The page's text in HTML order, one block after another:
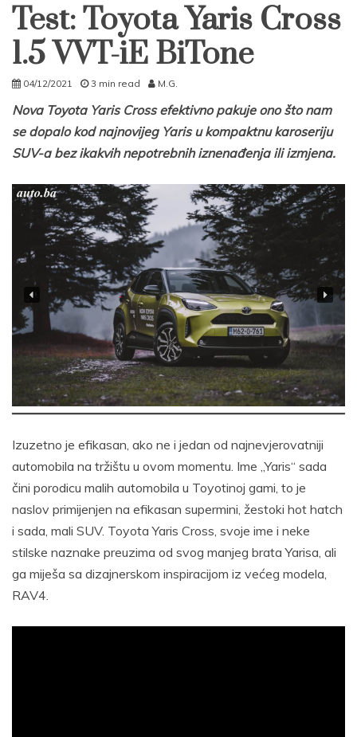
Test: Toyota Yaris Cross
1.5 VVT-iE BiTone
04/12/2021 3 min read M.G.
Nova Toyota Yaris Cross efektivno pakuje ono što nam
se dopalo kod najnovijeg Yaris u kompaktnu karoseriju
SUV-a bez ikakvih nepotrebnih iznenađenja ili izmjena.
Izuzetno je efikasan, ako ne i jedan od najnevjerovatniji
automobila na tržištu u ovom momentu. Ime „Yaris“ sada
čini porodicu malih automobila u Toyotinoj gami, to je
naslov primijenjen na efikasan supermini, žestoki hot hatch
i sada, mali SUV. Toyota Yaris Cross, svoje ime i neke
stilske naznake preuzima od svog manjeg brata Yarisa, ali
ga miješa sa dizajnerskom inspiracijom iz većeg modela,
RAV4.